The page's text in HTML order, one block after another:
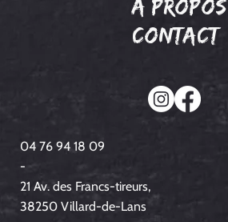
à propos
Contact
04 76 94 18 09
-
21 Av. des Francs-tireurs,
38250 Villard-de-Lans